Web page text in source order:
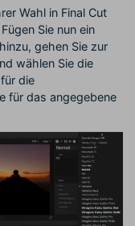
Wahl in Final Cut
Sie nun ein
gehen Sie zur
wählen Sie die
die
für das angegebene